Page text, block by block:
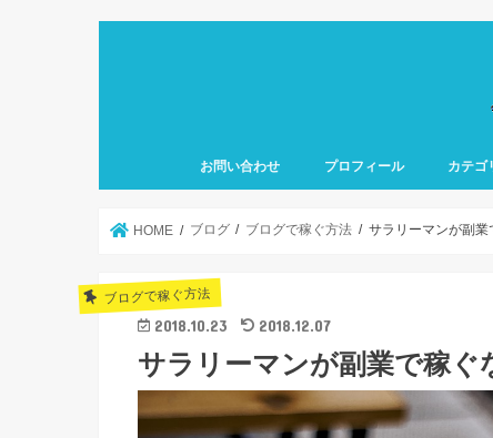
お問い合わせ プロフィール カテゴ
HOME ブログ ブログで稼ぐ方法 サラリーマンが副業
ブログで稼ぐ方法
2018.10.23 2018.12.07
サラリーマンが副業で稼ぐ